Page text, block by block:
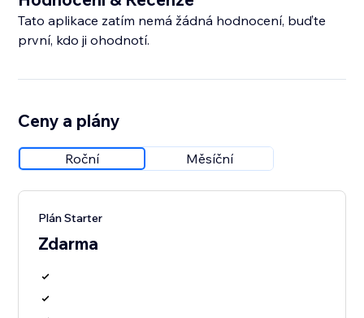
Tato aplikace zatím nemá žádná hodnocení, buďte
první, kdo ji ohodnotí.
Ceny a plány
Roční Měsíční
Plán Starter
Zdarma